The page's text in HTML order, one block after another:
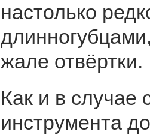
настолько
жале отвёртки.
Как и в случае
инструмента